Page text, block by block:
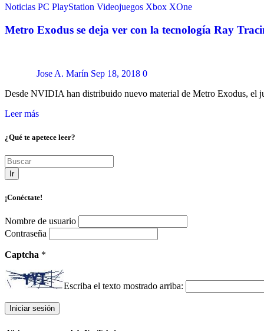
Noticias PC PlayStation Videojuegos Xbox XOne
Metro Exodus se deja ver con la tecnología Ray
Jose A. Marín Sep 18, 2018 0
Desde NVIDIA han distribuido nuevo material de Metro Exodus, el
Leer más
¿Qué te apetece leer?
Ir
¡Conéctate!
Nombre de usuario
Contraseña
Captcha *
Escriba el texto mostrado arriba: